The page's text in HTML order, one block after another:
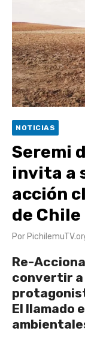
Araneda
Cantor Popular
Pichilemu
Cóctel de
alcalde Roberto
esterilización de
NOTICIAS
Seremi
invita a
acción
de Chile
Por
Re-
convertir a
El llamado